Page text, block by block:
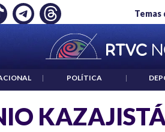
Temas
EMPLEO: JP MORGAN "HABLAR
| POLÍTICA |